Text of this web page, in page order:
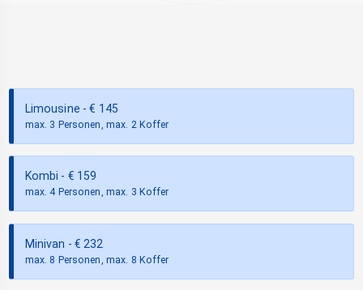
Limousine - € 145
max. 3 Personen, max. 2 Koffer
Kombi - € 159
max. 4 Personen, max. 3 Koffer
Minivan - € 232
max. 8 Personen, max. 8 Koffer